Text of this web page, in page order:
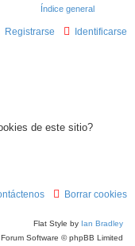
Identificarse
Registrarse
de este sitio?
Borrar cookies
Flat Style by Ian Bradley
Software © phpBB Limited